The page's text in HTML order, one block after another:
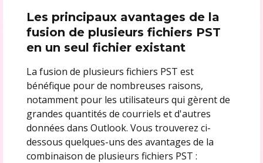
Les principaux avantages de la
fusion de plusieurs fichiers PST
en un seul fichier existant
La fusion de plusieurs fichiers PST est
bénéfique pour de nombreuses raisons,
notamment pour les utilisateurs qui gèrent de
grandes quantités de courriels et d'autres
données dans Outlook. Vous trouverez ci-
dessous quelques-uns des avantages de la
combinaison de plusieurs fichiers PST :